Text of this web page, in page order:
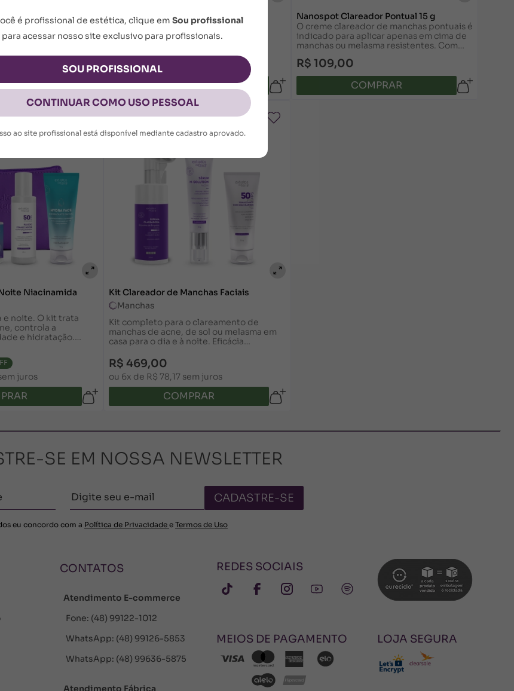
Limpeza Facial
juros
M-Solution Sérum 30 ml
M-Solution Sérum 30 ml
R$ 219,00
R$ 186,15
ou 3x de R$ 62,05 sem juros
COMPRAR
Nanospot Clareador Pontual 15 g
O creme clareador de manchas pontuais é
indicado para aplicar apenas em cima de
manchas ou melasma resistentes. Com
R$ 109,00
COMPRAR
Niacinamida
e noite. O kit trata
controla a
e hidratação.
saudável. Saiba mais
juros
Kit Clareador de Manchas Faciais
Manchas
Kit completo para o clareamento de
manchas de acne, de sol ou melasma em
casa para o dia e à noite. Eficácia
R$ 469,00
ou 6x de R$ 78,17 sem juros
COMPRAR
SE EM NOSSA NEWSLETTER
CADASTRE-SE
eu concordo com a Política de Privacidade e Termos de Uso
CONTATOS
Atendimento E-commerce
Fone: (48) 99122-1012
WhatsApp: (48) 99126-5853
WhatsApp: (48) 99636-5875
Atendimento Fábrica
REDES SOCIAIS
MEIOS DE PAGAMENTO LOJA SEGURA
é profissional de estética, clique em Sou profissional
para acessar nosso site exclusivo para profissionais.
SOU PROFISSIONAL
CONTINUAR COMO USO PESSOAL
ao site profissional está disponível mediante cadastro aprovado.